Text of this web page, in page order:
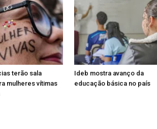
terão sala
mulheres vítimas
Ideb mostra avanço da
educação básica no país